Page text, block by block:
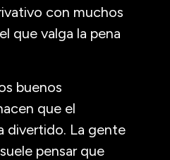
con muchos
que valga la pena
buenos
que el
divertido. La gente
pensar que